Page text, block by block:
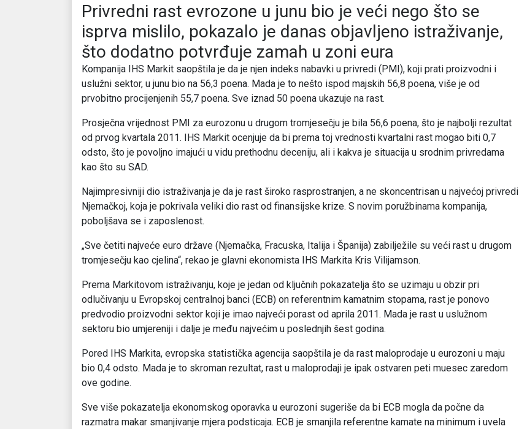
Privredni rast evrozone u junu bio je veći nego što se
isprva mislilo, pokazalo je danas objavljeno istraživanje,
što dodatno potvrđuje zamah u zoni eura
Kompanija IHS Markit saopštila je da je njen indeks nabavki u privredi (PMI), koji prati proizvodni i
uslužni sektor, u junu bio na 56,3 poena. Mada je to nešto ispod majskih 56,8 poena, više je od
prvobitno procijenjenih 55,7 poena. Sve iznad 50 poena ukazuje na rast.
Prosječna vrijednost PMI za eurozonu u drugom tromjesečju je bila 56,6 poena, što je najbolji rezultat
od prvog kvartala 2011. IHS Markit ocenjuje da bi prema toj vrednosti kvartalni rast mogao biti 0,7
odsto, što je povoljno imajući u vidu prethodnu deceniju, ali i kakva je situacija u srodnim privredama
kao što su SAD.
Najimpresivniji dio istraživanja je da je rast široko rasprostranjen, a ne skoncentrisan u najvećoj privredi
Njemačkoj, koja je pokrivala veliki dio rast od finansijske krize. S novim poružbinama kompanija,
poboljšava se i zaposlenost.
„Sve četiti najveće euro države (Njemačka, Fracuska, Italija i Španija) zabilježile su veći rast u drugom
tromjesečju kao cjelina“, rekao je glavni ekonomista IHS Markita Kris Vilijamson.
Prema Markitovom istraživanju, koje je jedan od ključnih pokazatelja što se uzimaju u obzir pri
odlučivanju u Evropskoj centralnoj banci (ECB) on referentnim kamatnim stopama, rast je ponovo
predvodio proizvodni sektor koji je imao najveći porast od aprila 2011. Mada je rast u uslužnom
sektoru bio umjereniji i dalje je među najvećim u poslednjih šest godina.
Pored IHS Markita, evropska statistička agencija saopštila je da rast maloprodaje u eurozoni u maju
bio 0,4 odsto. Mada je to skroman rezultat, rast u maloprodaji je ipak ostvaren peti muesec zaredom
ove godine.
Sve više pokazatelja ekonomskog oporavka u eurozoni sugeriše da bi ECB mogla da počne da
razmatra makar smanjivanje mjera podsticaja. ECB je smanjila referentne kamate na minimum i uvela